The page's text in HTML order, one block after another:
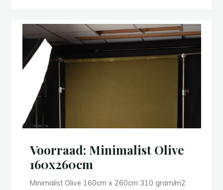
Voorraad: Minimalist Olive
160x260cm
Minimalist Olive 160cm x 260cm 310 gram/m2